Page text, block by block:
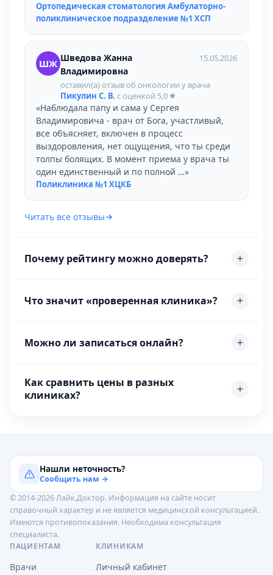
Ортопедическая стоматология Амбулаторно-
поликлиническое подразделение №1 ХСП
ШЖ Шведова Жанна
Владимировна
15.05.2026
оставил(а) отзыв об онкологии у врача
Пикулин С. В. с оценкой 5,0
«Наблюдала папу и сама у Сергея
Владимировича - врач от Бога, участливый,
все объясняет, включен в процесс
выздоровления, нет ощущения, что ты среди
толпы болящих. В момент приема у врача ты
один единственный и по полной …»
Поликлиника №1 ХЦКБ
Читать все отзывы
Почему рейтингу можно доверять?
Что значит «проверенная клиника»?
Можно ли записаться онлайн?
Как сравнить цены в разных
клиниках?
Нашли неточность?
Сообщить нам →
© 2014-2026 Лайк.Доктор. Информация на сайте носит
справочный характер и не является медицинской консультацией.
Имеются противопоказания. Необходима консультация
специалиста.
ПАЦИЕНТАМ
Врачи
КЛИНИКАМ
Личный кабинет